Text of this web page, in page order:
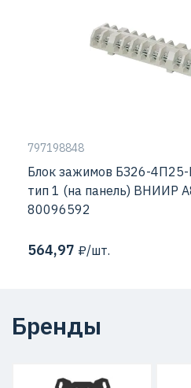
797198848
Блок зажимов БЗ26-
тип 1 (на панель) ВНИИР
80096592
564,97 ₽/шт.
Бренды